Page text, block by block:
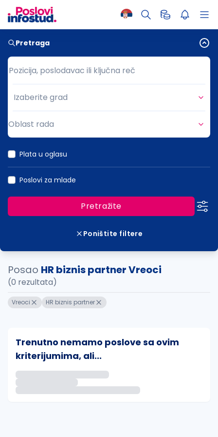
Pretraga
Pozicija, poslodavac ili ključna reč
Pozicija, poslodavac ili ključna reč
Grad
Izaberite grad
Oblast rada
Plata u oglasu
Poslovi za mlade
Pretražite
Poništite filtere
Posao HR biznis partner Vreoci
(0 rezultata)
Vreoci HR biznis partner
Trenutno nemamo poslove sa ovim
kriterijumima, ali...